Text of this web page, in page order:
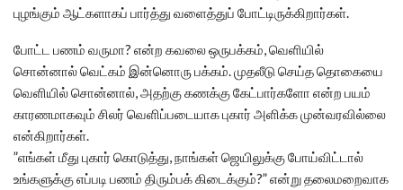
புழங்கும் ஆட்களாகப் பார்த்து வளைத்துப் போட்டிருக்கிறார்கள்.
போட்ட பணம் வருமா? என்ற கவலை ஒருபக்கம், வெளியில்
சொன்னால் வெட்கம் இன்னொரு பக்கம். முதலீடு செய்த தொகையை
வெளியில் சொன்னால், அதற்கு கணக்கு கேட்பார்களோ என்ற பயம்
காரணமாகவும் சிலர் வெளிப்படையாக புகார் அளிக்க முன்வரவில்லை
என்கிறார்கள்.
”எங்கள் மீது புகார் கொடுத்து, நாங்கள் ஜெயிலுக்கு போய்விட்டால்
உங்களுக்கு எப்படி பணம் திரும்பக் கிடைக்கும்?” என்று தலைமறைவாக